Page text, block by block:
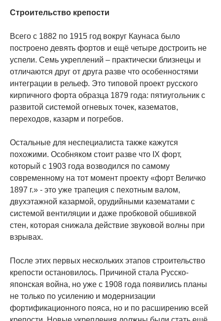
Строительство крепости
Всего с 1882 по 1915 год вокруг Каунаса было
построено девять фортов и ещё четыре достроить не
успели. Семь укреплений – практически близнецы и
отличаются друг от друга разве что особенностями
интеграции в рельеф. Это типовой проект русского
кирпичного форта образца 1879 года: пятиугольник с
развитой системой огневых точек, казематов,
переходов, казарм и погребов.
Остальные для неспециалиста также кажутся
похожими. Особняком стоит разве что IX форт,
который с 1903 года возводился по самому
современному на тот момент проекту «форт Величко
1897 г.» - это уже трапеция с пехотным валом,
двухэтажной казармой, орудийными казематами с
системой вентиляции и даже пробковой обшивкой
стен, которая снижала действие звуковой волны при
взрывах.
После этих первых нескольких этапов строительство
крепости остановилось. Причиной стала Русско-
японская война, но уже с 1908 года появились планы
не только по усилению и модернизации
фортификационного пояса, но и по расширению всей